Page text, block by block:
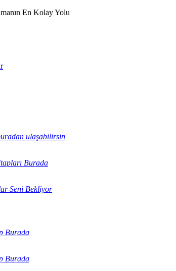
En Kolay Yolu
ulaşabilirsin
Burada
Seni Bekliyor
Burada
Burada